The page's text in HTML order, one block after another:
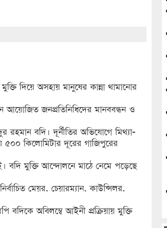
দিয়ে অসহায় মানুষের কান্না থামানোর
আয়োজিত জনপ্রতিনিধিদের মানববন্ধন ও
রহমান বদি। দূর্নীতির অভিযোগে মিথ্যা-
৫০০ কিলোমিটার দূরের গাজিপুরের
মুক্তি আন্দোলনে মাঠে নেমে পড়েছে
মেয়র, চেয়ারম্যান, কাউন্সিলর,
বদিকে অবিলম্বে আইনী প্রক্রিয়ায় মুক্তি